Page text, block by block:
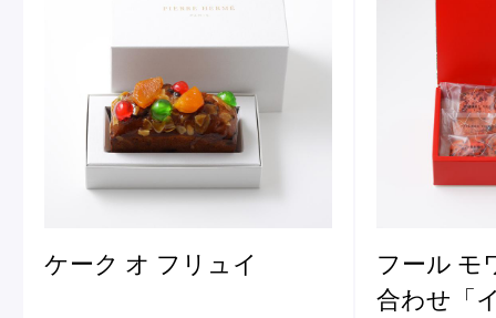
ケーク オ フリュイ
フール モ
合わせ「